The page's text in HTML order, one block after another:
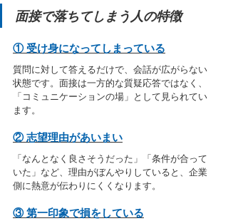
面接で落ちてしまう人の特徴
① 受け身になってしまっている
質問に対して答えるだけで、会話が広がらない
状態です。面接は一方的な質疑応答ではなく、
「コミュニケーションの場」として見られてい
ます。
② 志望理由があいまい
「なんとなく良さそうだった」「条件が合って
いた」など、理由がぼんやりしていると、企業
側に熱意が伝わりにくくなります。
③ 第一印象で損をしている